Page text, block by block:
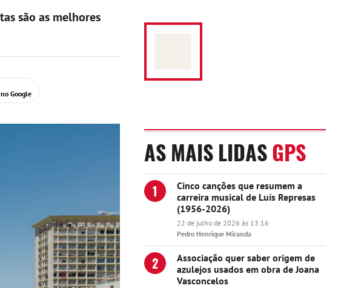
são as melhores
AS MAIS LIDASGPS
1
Cinco canções que resumem a
carreira musical de Luís Represas
(1956-2026)
22 de julho de 2026 às 13:16
Pedro Henrique Miranda
2
Associação quer saber origem de
azulejos usados em obra de Joana
Vasconcelos
Google